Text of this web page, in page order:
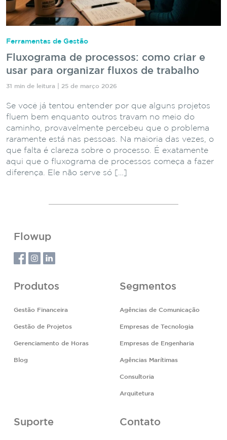
Ferramentas de Gestão
Fluxograma de processos: como criar e
usar para organizar fluxos de trabalho
31 min de leitura | 25 de março 2026
Se você já tentou entender por que alguns projetos
fluem bem enquanto outros travam no meio do
caminho, provavelmente percebeu que o problema
raramente está nas pessoas. Na maioria das vezes, o
que falta é clareza sobre o processo. É exatamente
aqui que o fluxograma de processos começa a fazer
diferença. Ele não serve só […]
Flowup
Produtos
Gestão Financeira
Gestão de Projetos
Gerenciamento de Horas
Blog
Segmentos
Agências de Comunicação
Empresas de Tecnologia
Empresas de Engenharia
Agências Marítimas
Consultoria
Arquitetura
Suporte Contato